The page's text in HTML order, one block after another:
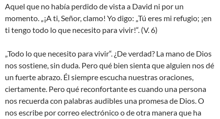
Aquel que no había perdido de vista a David ni por un
momento. „¡A ti, Señor, clamo! Yo digo: „Tú eres mi refugio; ¡en
ti tengo todo lo que necesito para vivir!“. (V. 6)
„Todo lo que necesito para vivir“. ¿De verdad? La mano de Dios
nos sostiene, sin duda. Pero qué bien sienta que alguien nos dé
un fuerte abrazo. Él siempre escucha nuestras oraciones,
ciertamente. Pero qué reconfortante es cuando una persona
nos recuerda con palabras audibles una promesa de Dios. O
nos escribe por correo electrónico o de otra manera que ha